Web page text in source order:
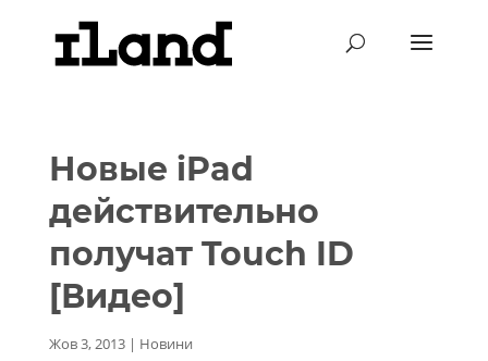
Новые iPad
действительно
получат Touch ID
[Видео]
Жов 3, 2013| Новини